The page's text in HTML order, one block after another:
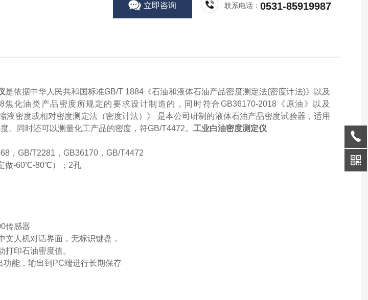
立即咨询 联系电话：0531-85919987
是依据中华人民共和国标准GB/T 1884《石油和液体石油产品密度测定法(密度计法)》
以及
焦化油类产品密度 所规定的要求设计制造的， 同时符合GB36170-2018《原油》以及
液密度或相对密度测定法（密度计法）》 是本公司研制的液体石油产品密度试验器，适用
。
同时还可以测量化工产品的密度，符GB/T4472。工业白油密度测定仪
，GB/T2281，GB36170，GB/T4472
做-60℃-80℃）； 2孔
传感器
人机对话界面，无标识键盘，
打印石油密度值。
功能，输出到PC端进行长期保存